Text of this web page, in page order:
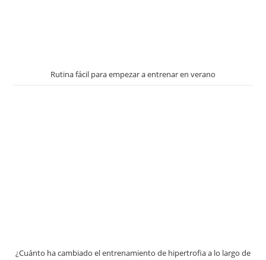
Rutina fácil para empezar a entrenar en verano
¿Cuánto ha cambiado el entrenamiento de hipertrofia a lo largo de